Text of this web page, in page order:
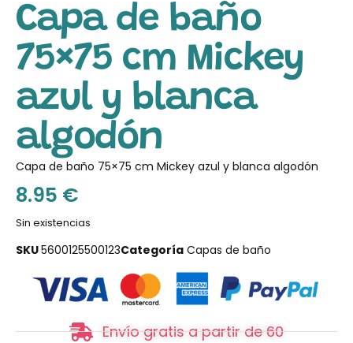
Capa de baño
75×75 cm Mickey
azul y blanca
algodón
Capa de baño 75×75 cm Mickey azul y blanca algodón
8.95 €
Sin existencias
SKU5600125500123Categoría Capas de baño
Envío gratis a partir de 60